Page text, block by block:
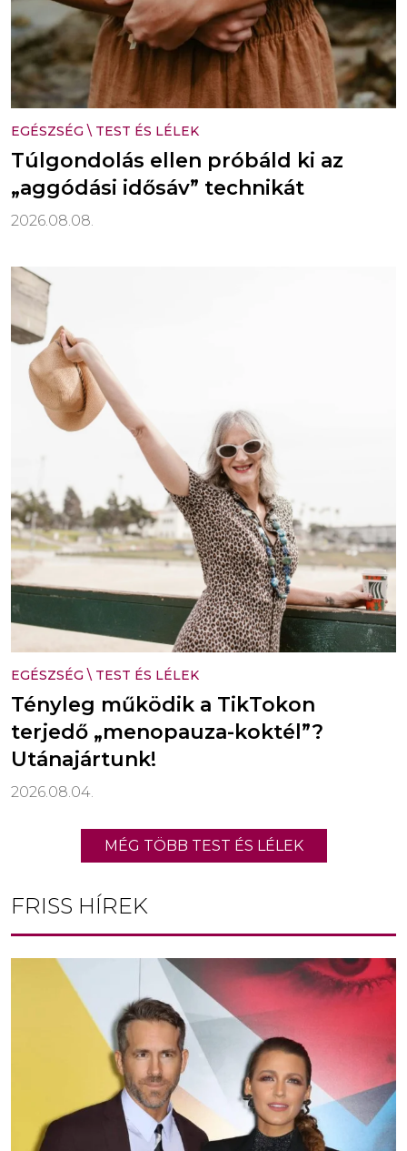
EGÉSZSÉG \ TEST ÉS LÉLEK
Túlgondolás ellen próbáld ki az
„aggódási idősáv” technikát
2026.08.08.
EGÉSZSÉG \ TEST ÉS LÉLEK
Tényleg működik a TikTokon
terjedő „menopauza-koktél”?
Utánajártunk!
2026.08.04.
MÉG TÖBB TEST ÉS LÉLEK
FRISS HÍREK